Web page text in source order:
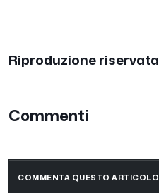
Riproduzione riservata
Commenti
COMMENTA QUESTO ARTICOLO